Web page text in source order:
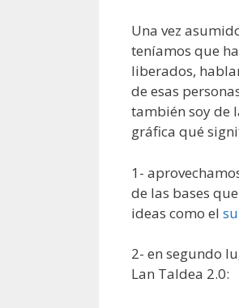
Una vez
teníamos que
liberados,
de esas
también soy de
gráfica qué
1-
de las bases
ideas como el
2- en segundo
Lan Taldea 2.0: